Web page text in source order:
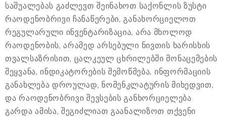
საშუალებას გაძლევთ შეინახოთ საქონლის ზუსტი
რაოდენობრივი ჩანაწერები, განახორციელოთ
რეგულარული ინვენტარიზაცია, არა მხოლოდ
რაოდენობის, არამედ არსებული ნივთის ხარისხის
თვალსაზრისით, ცალკეულ ცხრილებში მონაცემების
შეყვანა, ინდიკატორების შემოწმება, ინფორმაციის
განახლება დროულად, ნომენკლატურის მიხედვით,
და რაოდენობრივი შევსების განხორციელება.
გარდა ამისა, შეგიძლიათ გაანალიზოთ თქვენი